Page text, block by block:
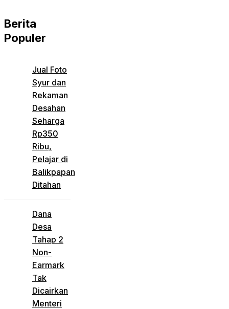
Berita
Populer
Jual Foto
Syur dan
Rekaman
Desahan
Seharga
Rp350
Ribu,
Pelajar di
Balikpapan
Ditahan
Dana
Desa
Tahap 2
Non-
Earmark
Tak
Dicairkan
Menteri